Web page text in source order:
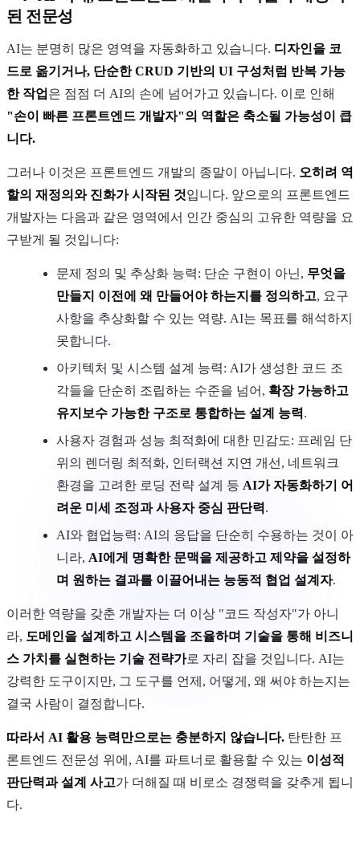
된 전문성
AI는 분명히 많은 영역을 자동화하고 있습니다. 디자인을 코
드로 옮기거나, 단순한 CRUD 기반의 UI 구성처럼 반복 가능
한 작업 은 점점 더 AI의 손에 넘어가고 있습니다. 이로 인해
"손이 빠른 프론트엔드 개발자"의 역할은 축소될 가능성이 큽
니다.
그러나 이것은 프론트엔드 개발의 종말이 아닙니다. 오히려 역
할의 재정의와 진화가 시작된 것입니다. 앞으로의 프론트엔드
개발자는 다음과 같은 영역에서 인간 중심의 고유한 역량을 요
구받게 될 것입니다:
문제 정의 및 추상화 능력: 단순 구현이 아닌, 무엇을
만들지 이전에 왜 만들어야 하는지를 정의하고, 요구
사항을 추상화할 수 있는 역량. AI는 목표를 해석하지
못합니다.
아키텍처 및 시스템 설계 능력: AI가 생성한 코드 조
각들을 단순히 조립하는 수준을 넘어, 확장 가능하고
유지보수 가능한 구조로 통합하는 설계 능력.
사용자 경험과 성능 최적화에 대한 민감도: 프레임 단
위의 렌더링 최적화, 인터랙션 지연 개선, 네트워크
환경을 고려한 로딩 전략 설계 등 AI가 자동화하기 어
려운 미세 조정과 사용자 중심 판단력.
AI와 협업능력: AI의 응답을 단순히 수용하는 것이 아
니라, AI에게 명확한 문맥을 제공하고 제약을 설정하
며 원하는 결과를 이끌어내는 능동적 협업 설계자.
이러한 역량을 갖춘 개발자는 더 이상 "코드 작성자"가 아니
라, 도메인을 설계하고 시스템을 조율하며 기술을 통해 비즈니
스 가치를 실현하는 기술 전략가로 자리 잡을 것입니다. AI는
강력한 도구이지만, 그 도구를 언제, 어떻게, 왜 써야 하는지는
결국 사람이 결정합니다.
따라서 AI 활용 능력만으로는 충분하지 않습니다. 탄탄한 프
론트엔드 전문성 위에, AI를 파트너로 활용할 수 있는 이성적
판단력과 설계 사고가 더해질 때 비로소 경쟁력을 갖추게 됩니
다.